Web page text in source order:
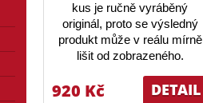
kus je ručně vyráběný
originál, proto se výsledný
produkt může v reálu mírně
lišit od zobrazeného.
DETAIL
920 Kč